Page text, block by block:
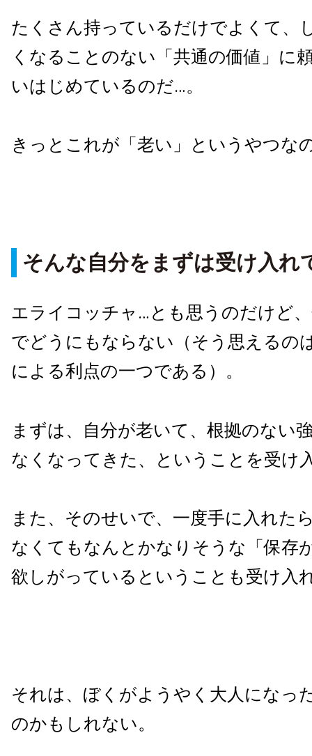
たくさん持っているだけでよくて、
くなることのない「共通の価値」に
いはじめているのだ…。
きっとこれが「老い」というやつな
そんな自分をまずは受け入れ
エライコッチャ…とも思うのだけど
でどうにもならない（そう思えるの
による利点の一つである）。
まずは、自分が老いて、根拠のない
なくなってきた、ということを受け
また、そのせいで、一度手に入れた
なくてもなんとかなりそうな「保存
欲しがっているということも受け入
それは、ぼくがようやく大人になっ
のかもしれない。